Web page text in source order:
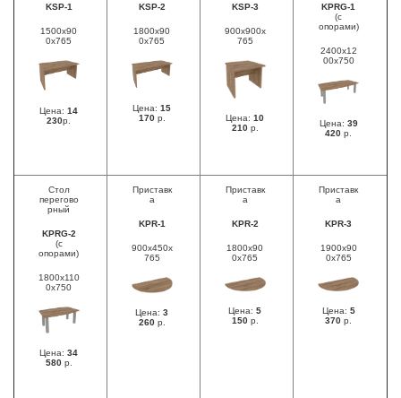
KSP-1
1500x90
0x765
Цена: 14
230р.
KSP-2
1800x90
0x765
Цена: 15
170р.
KSP-3
900x900x
765
Цена: 10
210р.
KPRG-1
(с
опорами)
2400x12
00x750
Цена: 39
420 р.
Стол
перегово
рный
KPRG-2
(с
опорами)
1800x110
0x750
Цена: 34
580р.
Приставк
а
KPR-1
900x450x
765
Цена: 3
260р.
Приставк
а
KPR-2
1800x90
0x765
Цена: 5
150 р.
Приставк
а
KPR-3
1900x90
0x765
Цена: 5
370 р.